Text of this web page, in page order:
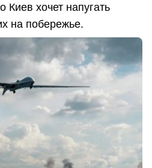
Киев хочет напугать
на побережье.